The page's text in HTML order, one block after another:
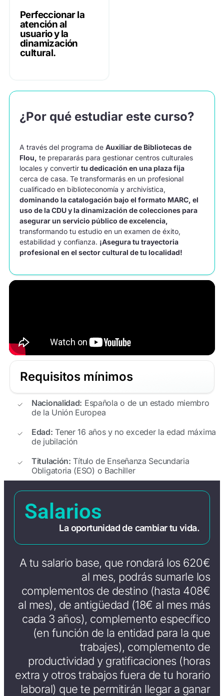
Perfeccionar la
atención al
usuario y la
dinamización
cultural.
¿Por qué estudiar este curso?
A través del programa de Auxiliar de Bibliotecas de
Flou, te prepararás para gestionar centros culturales
locales y convertir tu dedicación en una plaza fija
cerca de casa. Te transformarás en un profesional
cualificado en biblioteconomía y archivística,
dominando la catalogación bajo el formato MARC, el
uso de la CDU y la dinamización de colecciones para
asegurar un servicio público de excelencia,
transformando tu estudio en un examen de éxito,
estabilidad y confianza. ¡Asegura tu trayectoria
profesional en el sector cultural de tu localidad!
Requisitos mínimos
Nacionalidad: Española o de un estado miembro
de la Unión Europea
Edad: Tener 16 años y no exceder la edad máxima
de jubilación
Titulación: Título de Enseñanza Secundaria
Obligatoria (ESO) o Bachiller
Salarios
La oportunidad de cambiar tu vida.
A tu salario base, que rondará los 620€
al mes, podrás sumarle los
complementos de destino (hasta 408€
al mes), de antigüedad (18€ al mes más
cada 3 años), complemento específico
(en función de la entidad para la que
trabajes), complemento de
productividad y gratificaciones (horas
extra y otros trabajos fuera de tu horario
laboral) que te permitirán llegar a ganar